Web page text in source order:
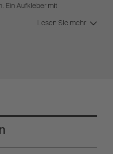
Ein Aufkleber mit
Lesen Sie mehr